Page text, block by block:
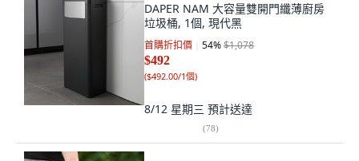
DAPER NAM 大容量雙開門纖薄廚房
垃圾桶, 1個, 現代黑
首購折扣價 54%$1,078
$492
($492.00/1個)
8/12 星期三 預計送達
(78)